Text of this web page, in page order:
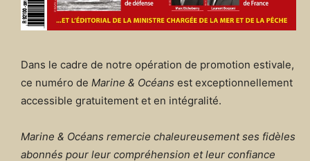
Dans le cadre de notre opération de promotion estivale,
ce numéro de Marine & Océans est exceptionnellement
accessible gratuitement et en intégralité.
Marine & Océans remercie chaleureusement ses fidèles
abonnés pour leur compréhension et leur confiance